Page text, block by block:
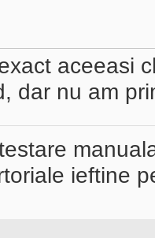
aceeasi
dar nu am
ieftine